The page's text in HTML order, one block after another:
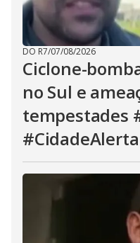
DO R7/07/08/2026
Ciclone-
no Sul e
tempestades
#CidadeAlerta